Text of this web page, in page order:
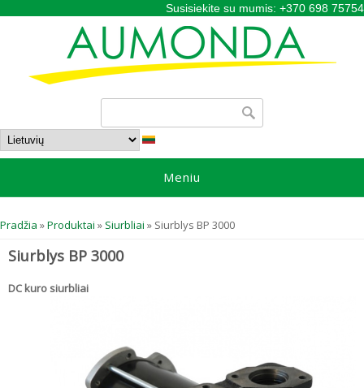
Susisiekite su mumis: +370 698 75754
Paieškos forma
Meniu
Jūs esate čia
Pradžia »Produktai » Siurbliai » Siurblys BP 3000
Siurblys BP 3000
DC kuro siurbliai